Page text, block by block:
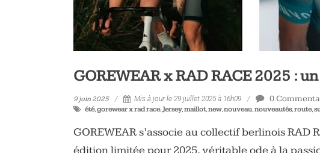
GOREWEAR x RAD RACE 2025 :
9 juin 2025 Mis à jour le 29 juillet 2025 à 16h09 0
été,gorewear x rad race,Jersey,maillot,new,nouveau,nouveautés,route,
GOREWEAR s’associe au collectif berlinois